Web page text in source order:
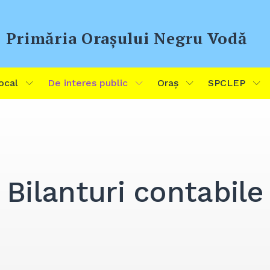
Primăria Oraşului Negru Vodă
De interes public Oraș SPCLEP
Bilanturi contabile